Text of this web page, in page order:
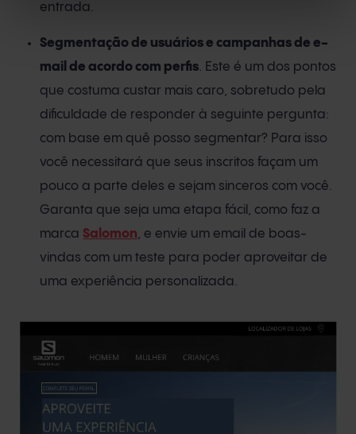
entrada.
Segmentação de usuários e campanhas de e-
mail de acordo com perfis. Este é um dos pontos
que costuma custar mais caro, sobretudo pela
dificuldade de responder à seguinte pergunta:
com base em quê posso segmentar? Para isso
você necessitará que seus inscritos façam um
pouco a parte deles e sejam sinceros com você.
Garanta que seja uma etapa fácil, como faz a
marca Salomon, e envie um email de boas-
vindas com um teste para poder aproveitar de
uma experiência personalizada.